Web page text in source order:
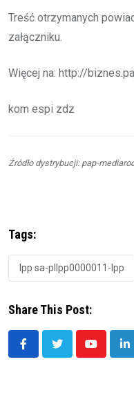
Treść otrzymanych
załączniku.
Więcej na: http://
kom espi zdz
Źródło dystrybucji: pap-
Tags:
lpp sa-pllpp0000011-lpp
Share This Post:
Youtube